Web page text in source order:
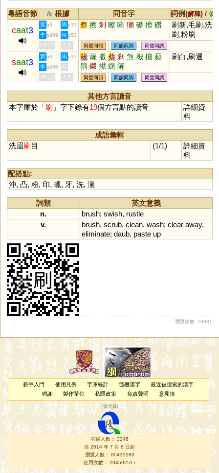
粵語音節 & 根據 同音字 詞例(解釋) / 備
caat3
黃 p8 周 p13 察 擦 剎 嚓 唰 獺 礤 攃 礸
刷新,毛刷,洗
刷,粉刷
李 p209 何 p53
HKLS 人文 同聲同韻 同韻同調 同聲同調
saat3
黃 p8 周 p13 殺 薩 撒 蔡 剎 煞 摋 樧 蔱
閷 鎩 攃 繺 隡
刷白,刷選
李 p209
何
HKLS
人文 同聲同韻 同韻同調 同聲同調
其他方言讀音
本字庫於「刷 」字下錄有19個方言點的讀音
詳細資
料
成語彙輯
洗眉刷 目 (1/1)
詳細資
料
配搭點:
沖, 凸, 粉, 印, 蠟, 牙, 洗, 湔
詞類
英文意義
n.
brush; swish, rustle
v.
brush, scrub, clean, wash; clear away,
eliminate; daub, paste up
瀏覽次數: 13931
新手入門 使用凡例 字庫統計 隨機漢字
最近被搜索的漢字
鳴謝
製作單位 私隱政策 免責聲明 意見簿
（管理員 ）
在線人數： 3246
自 2014 年 7 月 8 日起
瀏覽人數： 80435580
使用次數： 294592517